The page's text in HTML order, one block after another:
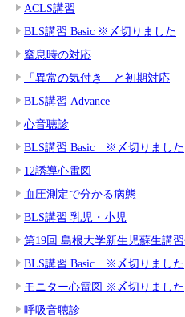
ACLS講習
BLS講習 Basic ※〆切りました
窒息時の対応
「異常の気付き」と初期対応
BLS講習 Advance
心音聴診
BLS講習 Basic ※〆切りました
12誘導心電図
血圧測定で分かる病態
BLS講習 乳児・小児
第19回 島根大学新生児蘇生講
BLS講習 Basic ※〆切りました
モニター心電図 ※〆切りました
呼吸音聴診